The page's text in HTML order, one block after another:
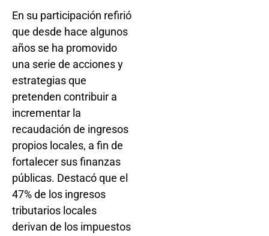
En su participación refirió
que desde hace algunos
años se ha promovido
una serie de acciones y
estrategias que
pretenden contribuir a
incrementar la
recaudación de ingresos
propios locales, a fin de
fortalecer sus finanzas
públicas. Destacó que el
47% de los ingresos
tributarios locales
derivan de los impuestos